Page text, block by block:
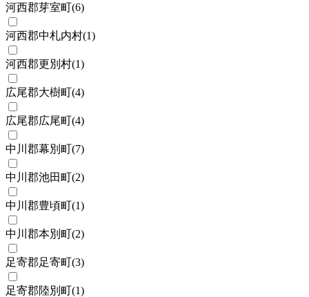
河西郡芽室町(6)
河西郡中札内村(1)
河西郡更別村(1)
広尾郡大樹町(4)
広尾郡広尾町(4)
中川郡幕別町(7)
中川郡池田町(2)
中川郡豊頃町(1)
中川郡本別町(2)
足寄郡足寄町(3)
足寄郡陸別町(1)